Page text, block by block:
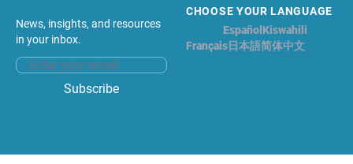
News, insights, and resources
in your inbox.
Email address
Subscribe
CHOOSE YOUR LANGUAGE
Español Kiswahili
Français日本語简体中文